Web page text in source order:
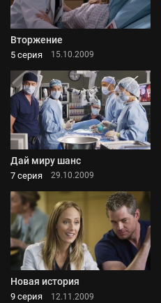
Вторжение
5 серия 15.10.2009
Дай миру шанс
7 серия 29.10.2009
Новая история
9 серия 12.11.2009